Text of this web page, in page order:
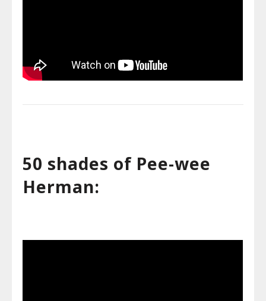
50 shades of Pee-wee
Herman: